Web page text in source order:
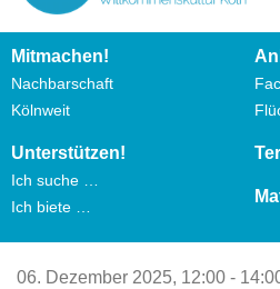
Mitmachen!
Nachbarschaft
Kölnweit
Unterstützen!
Ich suche …
Ich biete …
06. Dezember 2025, 12:00 -